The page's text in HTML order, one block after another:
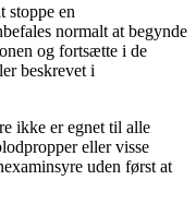
stoppe en
normalt at begynde
og fortsætte i de
beskrevet i
ikke er egnet til alle
eller visse
uden først at